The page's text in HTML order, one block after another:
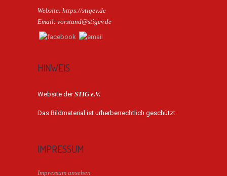
Website: https://stigev.de
Email: vorstand@stigev.de
HINWEIS
Website derSTIG e.V.
Das Bildmaterial ist urherberrechtlich geschützt.
IMPRESSUM
Impressum ansehen